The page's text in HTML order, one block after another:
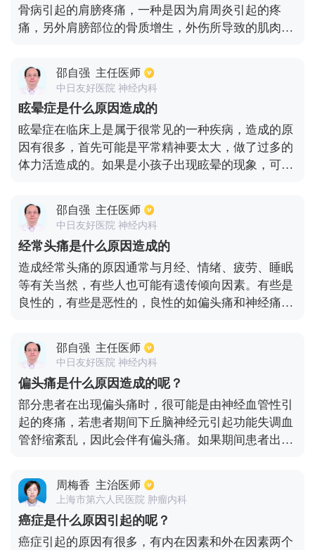
骨病引起的肩膀疼痛，一种是因为肩周炎引起的疼
痛，另外肩膀部位的骨质增生，外伤所导致的肌肉拉
方法。常见的治疗肩膀疼痛的方法有中药调理法，外
敷药膏法以及西药镇痛消炎法。根据产生肩膀疼痛不
同的病因，可以选择不同的方式来进行调理。肩膀疼
痛比较明显时，可以对肩膀部位进行按摩，针对暂时
缓解肩膀疼痛的现象还是有一定作用的。
邵自强 主任医师
中日友好医院 神经内科
眩晕症是什么原因造成的
眩晕症在临床上是属于很常见的一种疾病，造成的原
因有很多，首先可能是平常精神要太大，做了过多的
体力活造成的。如果是小孩子出现眩晕的现象，可能
了发热，感染或者使用某些药物之后从而引发出来的
眩晕，或者是经常处于抑郁的状态，情绪太过于激
动，同样会出现眩晕的情况。对于老年人而言，引发
眩晕的原因就是患上了心脑血管疾病，或者后循环缺
血等。
邵自强 主任医师
中日友好医院 神经内科
经常头痛是什么原因造成的
造成经常头痛的原因通常与月经、情绪、疲劳、睡眠
等有关当然，有些人也可能有遗传倾向因素。有些是
良性的，有些是恶性的，良性的如偏头痛和神经痛，
ct，头部磁共振来找出原因，然后对症治疗。
邵自强 主任医师
中日友好医院 神经内科
偏头痛是什么原因造成的呢？
部分患者在出现偏头痛时，很可能是由神经血管性引
起的疼痛，若患者期间下丘脑神经元引起功能失调血
管舒缩紊乱，因此会伴有偏头痛。如果期间患者出现
的室内休息。同时要在医生的指导下采用针痛剂以及
安定剂的药物来改善，若患者在出现头痛并且伴有恶
心呕吐时，也是需要采用其它的相关药物来治疗的，
期间也要保证有充足睡眠。
周梅香 主治医师
上海市第六人民医院 肿瘤内科
癌症是什么原因引起的呢？
癌症引起的原因有很多，有内在因素和外在因素两个